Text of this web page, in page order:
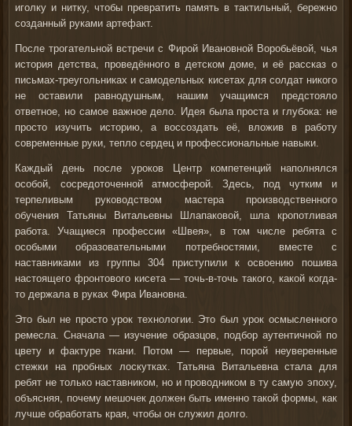
иголку и нитку, чтобы превратить память в тактильный, бережно
созданный руками артефакт.
После трогательной встречи с Фирой Ивановной Воробьёвой, чья
история детства, проведённого в детском доме, и её рассказ о
письмах-треугольниках и самодельных кисетах для солдат никого
не оставили равнодушным, нашим учащимся предстояло
ответное, но самое важное дело. Идея была проста и глубока: не
просто изучить историю, а воссоздать её, вложив в работу
современные руки, тепло сердец и профессиональные навыки.
Каждый день после уроков Центр компетенций наполнялся
особой, сосредоточенной атмосферой. Здесь, под чутким и
терпеливым руководством мастера производственного
обученияТатьяны Витальевны Шлапаковой, шла кропотливая
работа. Учащиеся профессии «Швея», в том числе ребята с
особыми образовательными потребностями, вместе с
наставниками из группы 304 приступили к освоению пошива
настоящего фронтового кисета — точь-в-точь такого, какой когда-
то держала в руках Фира Ивановна.
Это был не просто урок технологии. Это был урок осмысленного
ремесла. Сначала — изучение образцов, подбор аутентичной по
цвету и фактуре ткани. Потом — первые, порой неуверенные
стежки на пробных лоскутках. Татьяна Витальевна стала для
ребят не только наставником, но и проводником в ту самую эпоху,
объясняя, почему мешочек должен быть именно такой формы, как
лучше обработать края, чтобы он служил долго.